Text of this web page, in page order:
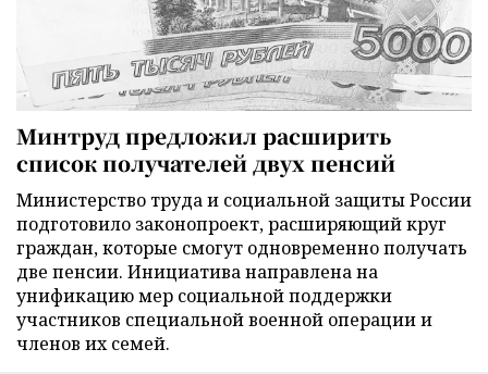
Минтруд предложил расширить
список получателей двух пенсий
Министерство труда и социальной защиты России
подготовило законопроект, расширяющий круг
граждан, которые смогут одновременно получать
две пенсии. Инициатива направлена на
унификацию мер социальной поддержки
участников специальной военной операции и
членов их семей.